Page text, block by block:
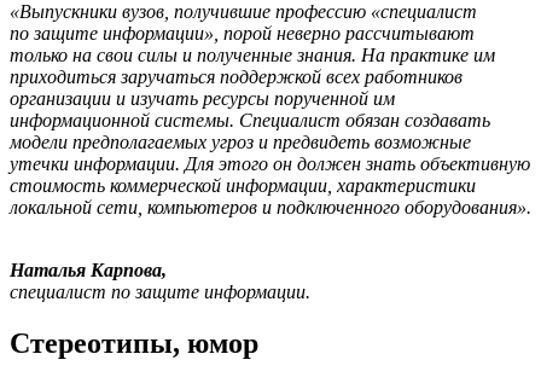
«Выпускники вузов, получившие профессию «специалист
по защите информации», порой неверно рассчитывают
только на свои силы и полученные знания. На практике им
приходиться заручаться поддержкой всех работников
организации и изучать ресурсы порученной им
информационной системы. Специалист обязан создавать
модели предполагаемых угроз и предвидеть возможные
утечки информации. Для этого он должен знать объективную
стоимость коммерческой информации, характеристики
локальной сети, компьютеров и подключенного оборудования».
Наталья Карпова,
специалист по защите информации.
Стереотипы, юмор